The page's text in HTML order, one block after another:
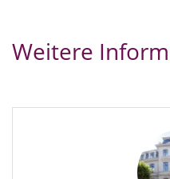
Weitere